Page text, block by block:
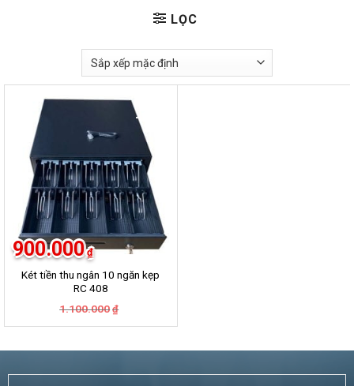
LỌC
-18%
Két tiền thu ngân 10 ngăn kẹp
RC 408
1.100.000 ₫
là:
900.000 ₫
tại
900.000₫.